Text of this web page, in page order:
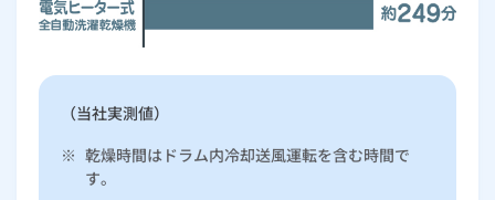
ルームエアコン
エコキュート
ハウスクリーニング
（当社実測値）
※ 乾燥時間はドラム内冷却送風運転を含む時間で
す。